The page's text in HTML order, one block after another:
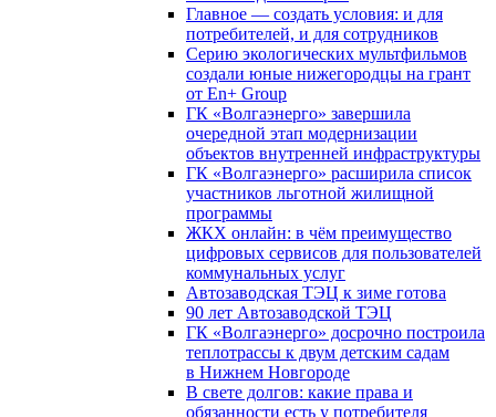
Главное — создать условия: и для
потребителей, и для сотрудников
Серию экологических мультфильмов
создали юные нижегородцы на грант
от En+ Group
ГК «Волгаэнерго» завершила
очередной этап модернизации
объектов внутренней инфраструктуры
ГК «Волгаэнерго» расширила список
участников льготной жилищной
программы
ЖКХ онлайн: в чём преимущество
цифровых сервисов для пользователей
коммунальных услуг
Автозаводская ТЭЦ к зиме готова
90 лет Автозаводской ТЭЦ
ГК «Волгаэнерго» досрочно построила
теплотрассы к двум детским садам
в Нижнем Новгороде
В свете долгов: какие права и
обязанности есть у потребителя